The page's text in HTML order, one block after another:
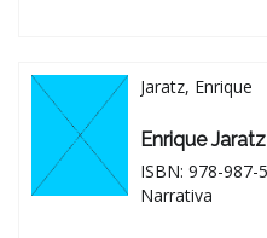
Jaratz, Enrique
Enrique Jaratz
ISBN: 978-987-
Narrativa